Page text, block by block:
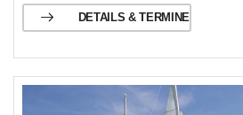
DETAILS & TERMINE